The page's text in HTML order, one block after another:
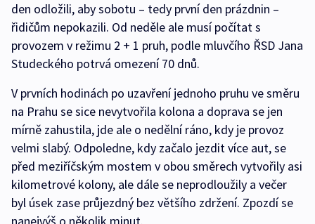
den odložili, aby sobotu – tedy první den prázdnin –
řidičům nepokazili. Od neděle ale musí počítat s
provozem v režimu 2 + 1 pruh, podle mluvčího ŘSD Jana
Studeckého potrvá omezení 70 dnů.
V prvních hodinách po uzavření jednoho pruhu ve směru
na Prahu se sice nevytvořila kolona a doprava se jen
mírně zahustila, jde ale o nedělní ráno, kdy je provoz
velmi slabý. Odpoledne, kdy začalo jezdit více aut, se
před meziříčským mostem v obou směrech vytvořily asi
kilometrové kolony, ale dále se neprodloužily a večer
byl úsek zase průjezdný bez většího zdržení. Zpozdí se